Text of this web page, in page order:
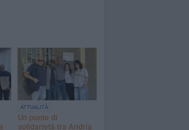
ATTUALITÀ
Un ponte di
solidarietà tra Andria